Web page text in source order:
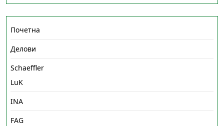
Почетна
Делови
Schaeffler
LuK
INA
FAG